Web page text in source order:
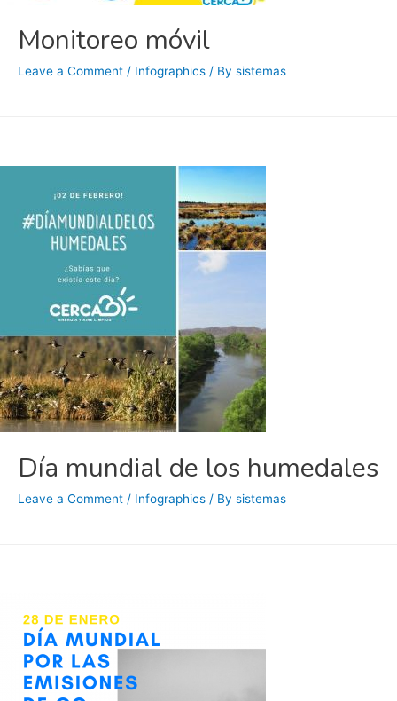
Monitoreo móvil
Leave a Comment / Infographics / By sistemas
Día mundial de los humedales
Leave a Comment / Infographics / By sistemas